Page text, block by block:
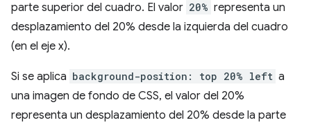
parte superior del cuadro. El valor 20% representa un
desplazamiento del 20% desde la izquierda del cuadro
(en el eje x).
Si se aplica background-position: top 20% left a
una imagen de fondo de CSS, el valor del 20%
representa un desplazamiento del 20% desde la parte